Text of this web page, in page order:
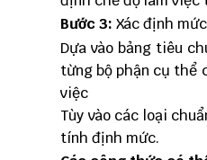
Bước 3: Xác định
Dựa vào bảng tiêu
từng bộ phận cụ thể
việc
Tùy vào các loại
tính định mức.